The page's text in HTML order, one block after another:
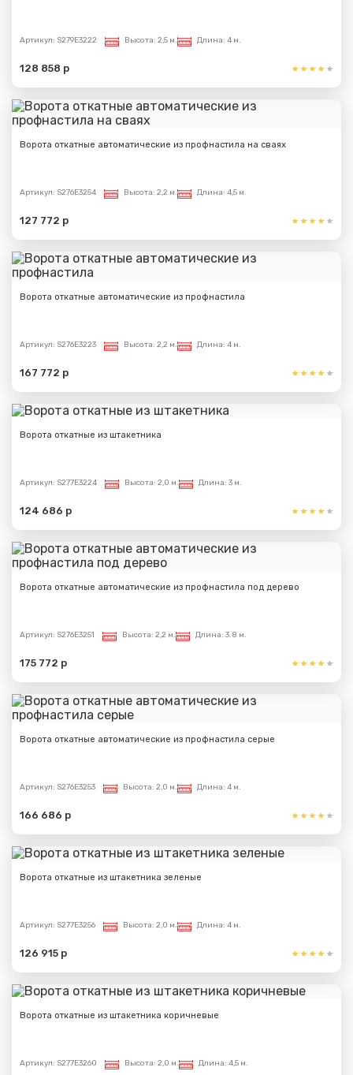
Артикул: S279E3222 Высота: 2,5 м. Длина: 4 м.
128 858 р
Ворота откатные автоматические из профнастила на сваях
Артикул: S276E3254 Высота: 2,2 м. Длина: 4,5 м.
127 772 р
Ворота откатные автоматические из профнастила
Артикул: S276E3223 Высота: 2,2 м. Длина: 4 м.
167 772 р
Ворота откатные из штакетника
Артикул: S277E3224 Высота: 2,0 м. Длина: 3 м.
124 686 р
Ворота откатные автоматические из профнастила под дерево
Артикул: S276E3251 Высота: 2,2 м. Длина: 3.8 м.
175 772 р
Ворота откатные автоматические из профнастила серые
Артикул: S276E3253 Высота: 2,0 м. Длина: 4 м.
166 686 р
Ворота откатные из штакетника зеленые
Артикул: S277E3256 Высота: 2,0 м. Длина: 4 м.
126 915 р
Ворота откатные из штакетника коричневые
Артикул: S277E3260 Высота: 2,0 м. Длина: 4,5 м.